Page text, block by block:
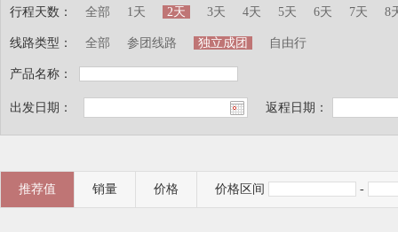
行程天数：
线路类型：
产品名称：
全部 1天 2天 3天 4天 5天 6天 7天 8
全部 参团线路 独立成团 自由行
出发日期： 返程日期：
推荐值 销量 价格 价格区间 -